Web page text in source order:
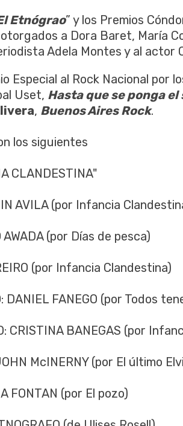
Etnógrao” y los Premios
a Dora Baret, María
Adela Montes y al actor
Especial al Rock Nacional por
Uset, Hasta que se ponga el
, Buenos Aires Rock.
los siguientes
CLANDESTINA"
AVILA (por Infancia
(por Días de pesca)
(por Infancia Clandestina)
DANIEL FANEGO (por Todos
CRISTINA BANEGAS (por
McINERNY (por El último
FONTAN (por El pozo)